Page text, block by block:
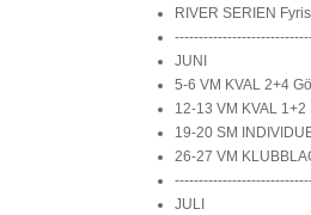
RIVER SERIEN
JUNI
5-6 VM KVAL 2+4
12-13 VM KVAL
19-20 SM
26-27 VM
JULI